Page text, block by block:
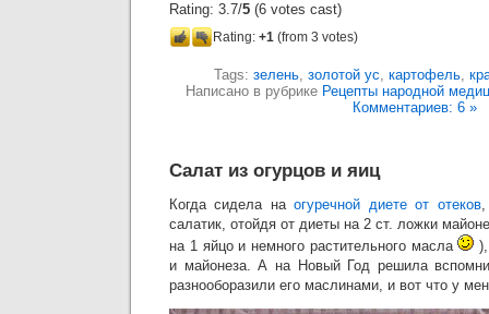
Rating: 3.7/5 (6 votes cast)
Rating: +1 (from 3 votes)
Tags: зелень, золотой ус, картофель,
Написано в рубрике Рецепты народной
Комментариев: 6 »
Салат из огурцов и яиц
Когда сидела наогуречной диете от отеков,
салатик, отойдя от диеты на 2 ст. ложки
на 1 яйцо и немного растительного масла
и майонеза. А на Новый Год решила
разнооборазили его маслинами, и вот что у